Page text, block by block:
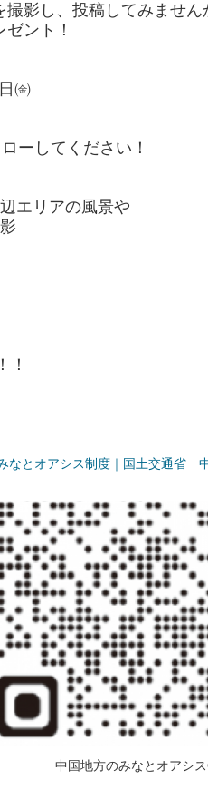
影し、投稿してみません
ント！
㈮
ーしてください！
エリアの風景や
なとオアシス制度｜国土交通
中国地方のみなとオアシ